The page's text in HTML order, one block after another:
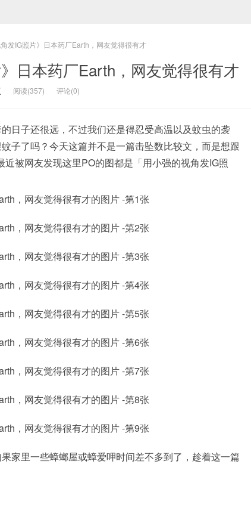
角发IG照片》日本药厂Earth，网友觉得很有才
日本药厂Earth，网友觉得很有才
阅读(357) 评论(0)
日子还很远，不过我们还是得忍受高温以及蚊虫的袭
子了吗？今天这篇并不是一篇击坠数比较文，而是想跟
被网友发现这里PO的图都是「用小强的视角发IG照
家里一些蟑螂屋或蟑爱呷时间差不多到了，趁着这一篇